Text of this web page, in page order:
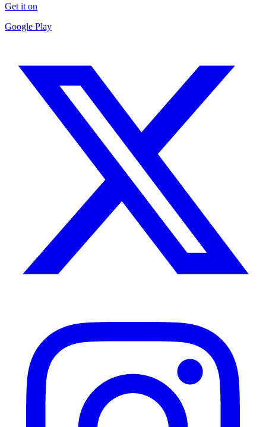
Get it on
Google Play